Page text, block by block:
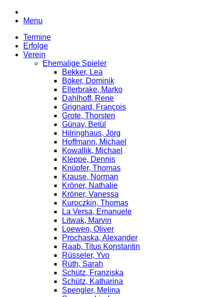
Menu
Termine
Erfolge
Verein
Ehemalige Spieler
Bekker, Lea
Böker, Dominik
Ellerbrake, Marko
Dahlhoff, Rene
Grignard, François
Grote, Thorsten
Günay, Betül
Hilringhaus, Jörg
Hoffmann, Michael
Kowallik, Michael
Kleppe, Dennis
Knüpfer, Thomas
Krause, Norman
Kröner, Nathalie
Kröner, Vanessa
Kuroczkin, Thomas
La Versa, Emanuele
Litwak, Marvin
Loewen, Oliver
Prochaska, Alexander
Raab, Titus Konstantin
Rüsseler, Yvo
Rüth, Sarah
Schütz, Franziska
Schütz, Katharina
Spengler, Melina